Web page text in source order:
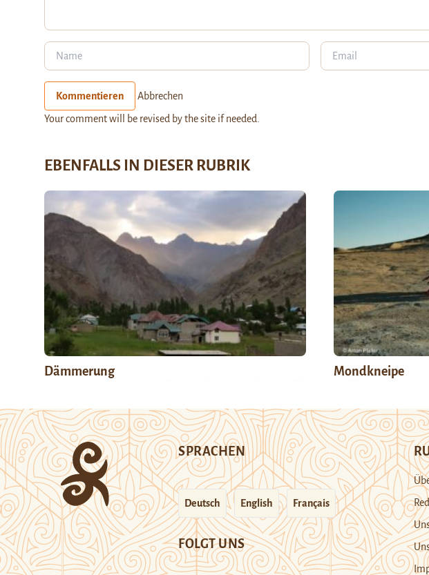
Kommentieren Abbrechen
Your comment will be revised by the site if needed.
EBENFALLS IN DIESER RUBRIK
Dämmerung Mondkneipe
SPRACHEN
Deutsch English Français
FOLGT UNS